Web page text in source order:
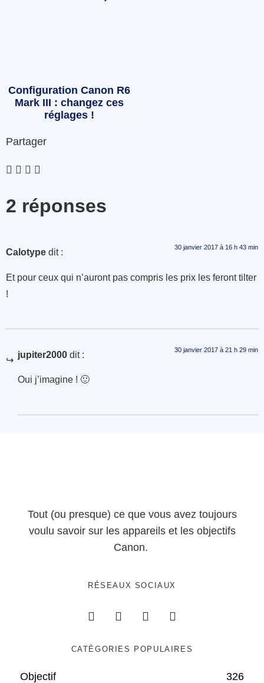
Configuration Canon R6
Mark III : changez ces
réglages !
Partager
2 réponses
Calotype dit : 30 janvier 2017 à 16 h 43 min
Et pour ceux qui n’auront pas compris les prix les feront tilter
!
jupiter2000 dit : 30 janvier 2017 à 21 h 29 min
Oui j’imagine ! 🙂
Tout (ou presque) ce que vous avez toujours
voulu savoir sur les appareils et les objectifs
Canon.
RÉSEAUX SOCIAUX
CATÉGORIES POPULAIRES
Objectif
326